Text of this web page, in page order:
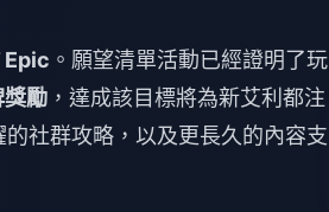
Epic 。願望清單活動已經證明了玩
勵 ，達成該目標將為新艾利都注
社群攻略，以及更長久的內容支